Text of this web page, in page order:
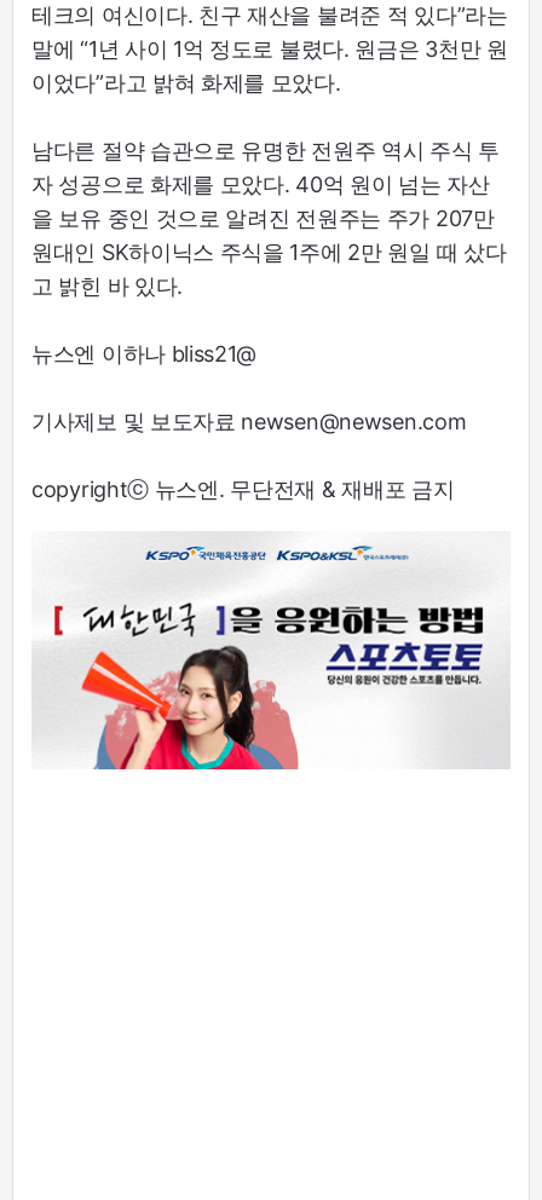
테크의 여신이다. 친구 재산을 불려준 적 있다”라는
말에 “1년 사이 1억 정도로 불렸다. 원금은 3천만 원
이었다”라고 밝혀 화제를 모았다.
남다른 절약 습관으로 유명한 전원주 역시 주식 투
자 성공으로 화제를 모았다. 40억 원이 넘는 자산
을 보유 중인 것으로 알려진 전원주는 주가 207만
원대인 SK하이닉스 주식을 1주에 2만 원일 때 샀다
고 밝힌 바 있다.
뉴스엔 이하나 bliss21@
기사제보 및 보도자료 newsen@newsen.com
copyrightⓒ 뉴스엔. 무단전재 & 재배포 금지